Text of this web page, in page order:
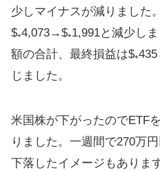
少しマイナスが減りました
$₊4,073→$₊1,991と減少し
額の合計、最終損益は
じました。
米国株が下がったのでETF
りました。一週間で270万
下落したイメージもありま